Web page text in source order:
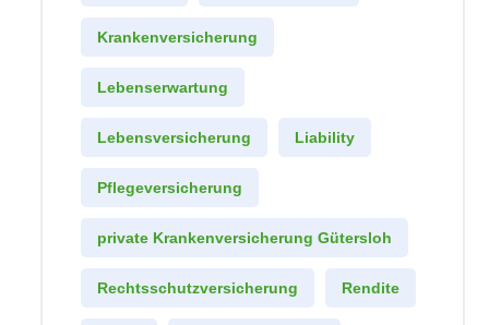
Krankenversicherung
Lebenserwartung
Lebensversicherung Liability
Pflegeversicherung
private Krankenversicherung Gütersloh
Rechtsschutzversicherung Rendite